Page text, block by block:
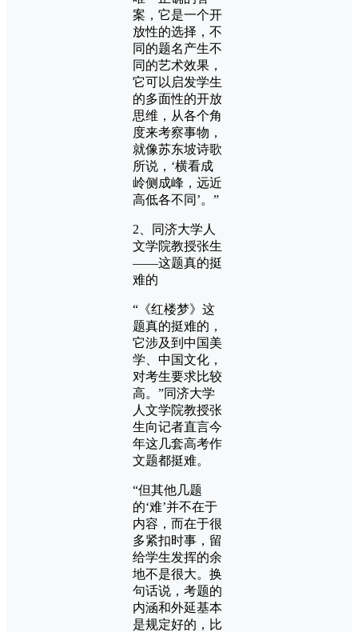
案，它是一个开
放性的选择，不
同的题名产生不
同的艺术效果，
它可以启发学生
的多面性的开放
思维，从各个角
度来考察事物，
就像苏东坡诗歌
所说，‘横看成
岭侧成峰，远近
高低各不同’。”
2、同济大学人
文学院教授张生
——这题真的挺
难的
“《红楼梦》这
题真的挺难的，
它涉及到中国美
学、中国文化，
对考生要求比较
高。”同济大学
人文学院教授张
生向记者直言今
年这几套高考作
文题都挺难。
“但其他几题
的‘难’并不在于
内容，而在于很
多紧扣时事，留
给学生发挥的余
地不是很大。换
句话说，考题的
内涵和外延基本
是规定好的，比